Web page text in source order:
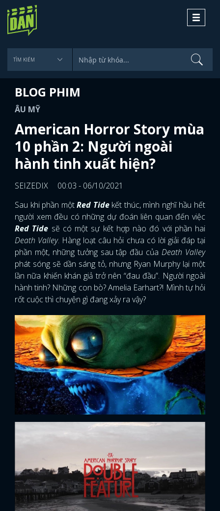
Toggle
BLOG PHIM
ÂU MỸ
American Horror Story mùa
10 phần 2: Người ngoài
hành tinh xuất hiện?
SEIZEDIX
00:03 - 06/10/2021
Sau khi phần mộtRed Tidekết thúc, mình nghĩ hầu hết
người xem đều có những dự đoán liên quan đến việc
Red Tide sẽ có một sự kết hợp nào đó với phần hai
Death Valley. Hàng loạt câu hỏi chưa có lời giải đáp tại
phần một, những tưởng sau tập đầu củaDeath Valley
phát sóng sẽ dần sáng tỏ, nhưng Ryan Murphy lại một
lần nữa khiến khán giả trở nên “đau đầu”. Người ngoài
hành tinh? Những con bò? Amelia Earhart?! Mình tự hỏi
rốt cuộc thì chuyện gì đang xảy ra vậy?